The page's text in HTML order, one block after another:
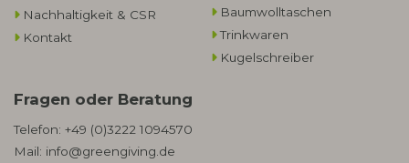
Nachhaltigkeit & CSR
Kontakt
Baumwolltaschen​
Trinkwaren
Kugelschreiber
Fragen oder Beratung
Telefon: +49 (0)3222 1094570
Mail: info@greengiving.de